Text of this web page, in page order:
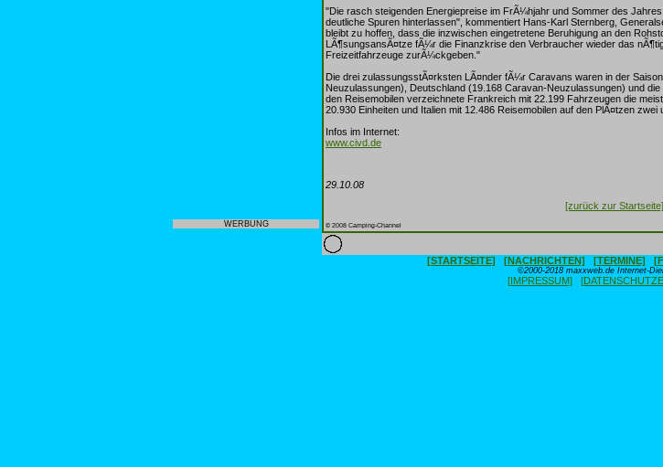
WERBUNG
"Die rasch steigenden Energiepreise im FrÃ¼hjahr und Sommer des
deutliche Spuren hinterlassen", kommentiert Hans-Karl Sternberg,
bleibt zu hoffen, dass die inzwischen eingetretene Beruhigung an den
LÃ¶sungsansÃ¤tze fÃ¼r die Finanzkrise den Verbraucher wieder das
Freizeitfahrzeuge zurÃ¼ckgeben."
Die drei zulassungsstÃ¤rksten LÃ¤nder fÃ¼r Caravans waren in der
Neuzulassungen), Deutschland (19.168 Caravan-Neuzulassungen) und
den Reisemobilen verzeichnete Frankreich mit 22.199 Fahrzeugen die
20.930 Einheiten und Italien mit 12.486 Reisemobilen auf den PlÃ¤tzen zwei
Infos im Internet:
www.civd.de
29.10.08
[zurück zur Startseite]
© 2008 Camping-Channel
[STARTSEITE] [NACHRICHTEN] [TERMINE]
©2000-2018 maxxweb.de Internet-
[IMPRESSUM]